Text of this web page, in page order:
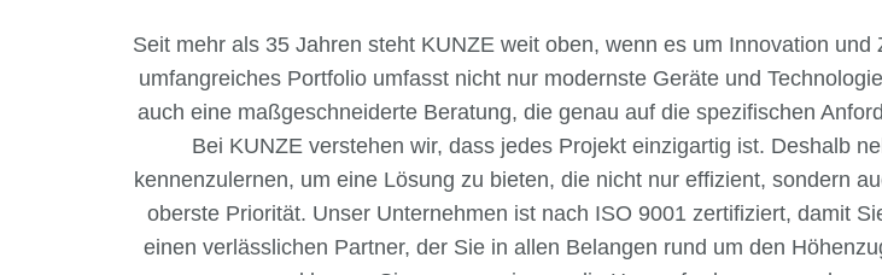
Seit mehr als 35 Jahren steht KUNZE weit oben, wenn es um Innovation
umfangreiches Portfolio umfasst nicht nur modernste Geräte und
auch eine maßgeschneiderte Beratung, die genau auf die spezifischen
Bei KUNZE verstehen wir, dass jedes Projekt einzigartig ist. Deshalb
kennenzulernen, um eine Lösung zu bieten, die nicht nur effizient, sondern
oberste Priorität. Unser Unternehmen ist nach ISO 9001 zertifiziert, damit
einen verlässlichen Partner, der Sie in allen Belangen rund um den